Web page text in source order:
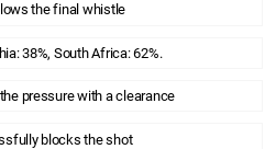
the final whistle
38%, South Africa: 62%.
pressure with a clearance
blocks the shot